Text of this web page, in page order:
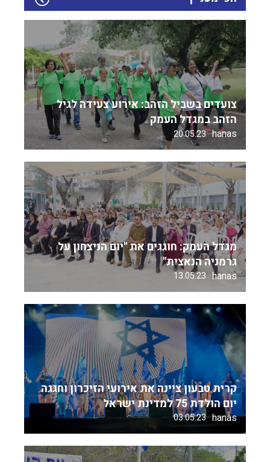
צועדים בשביל הזהב: אירוע צעידה לגיל
הזהב במגדל העמק
hanas
20.05.23
מגדל העמק: חוגגים את "יום הניצחון על
גרמניה הנאצית"
hanas
13.05.23
קרית טבעון ציינה את אירועי הזיכרון וחגגה
יום הולדת 75 למדינת ישראל
hanas
03.05.23